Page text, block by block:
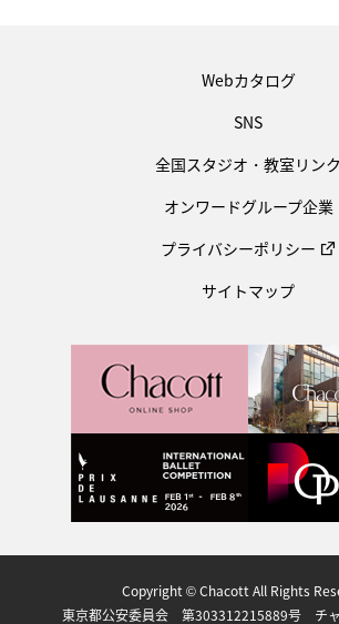
Webカタログ
SNS
全国スタジオ・教室リンク
オンワードグループ企業
プライバシーポリシー
サイトマップ
Copyright © Chacott All Rights
東京都公安委員会 第303312215889号 チ